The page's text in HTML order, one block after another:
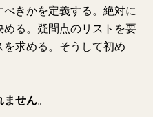
きかを定義する。絶対に
る。疑問点のリストを要
求める。そうして初め
ません。